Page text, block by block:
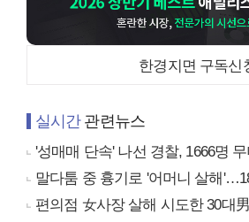
한경지면 구독신
실시간관련뉴스
'성매매 단속' 나선 경찰, 1666명
말다툼 중 흉기로 '어머니 살해
편의점 女사장 살해 시도한 30대